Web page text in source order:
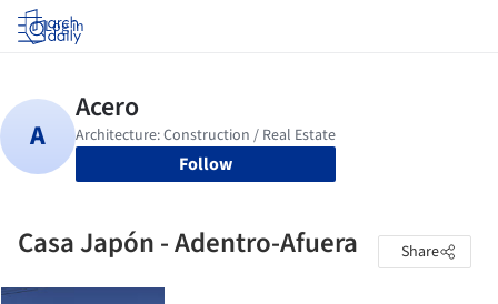
Log in
Follow
Casa Japón - Adentro-Afuera Share